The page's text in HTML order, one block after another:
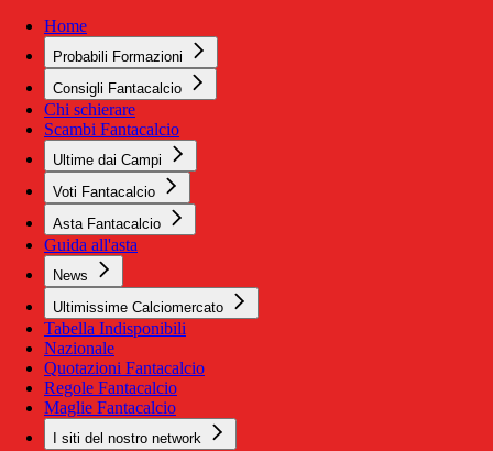
Home
Probabili Formazioni
Consigli Fantacalcio
Chi schierare
Scambi Fantacalcio
Ultime dai Campi
Voti Fantacalcio
Asta Fantacalcio
Guida all'asta
News
Ultimissime Calciomercato
Tabella Indisponibili
Nazionale
Quotazioni Fantacalcio
Regole Fantacalcio
Maglie Fantacalcio
I siti del nostro network